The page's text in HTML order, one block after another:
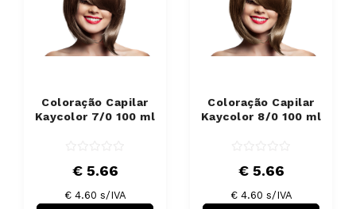
Coloração Capilar
Kaycolor 7/0 100 ml
€ 5.66
€ 4.60 s/IVA
Coloração Capilar
Kaycolor 8/0 100 ml
€ 5.66
€ 4.60 s/IVA